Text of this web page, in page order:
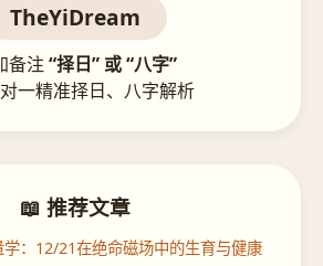
TheYiDream
备注 “择日” 或 “八字”
一精准择日、八字解析
📖 推荐文章
：12/21在绝命磁场中的生育与健康